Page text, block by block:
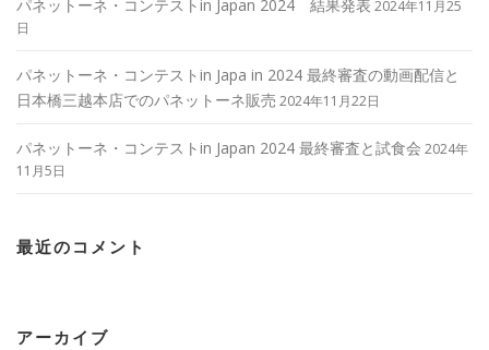
パネットーネ・コンテストin Japan 2024 結果発表 2024年11月25
日
パネットーネ・コンテストin Japa in 2024 最終審査の動画配信と
日本橋三越本店でのパネットーネ販売 2024年11月22日
パネットーネ・コンテストin Japan 2024 最終審査と試食会 2024年
11月5日
最近のコメント
アーカイブ